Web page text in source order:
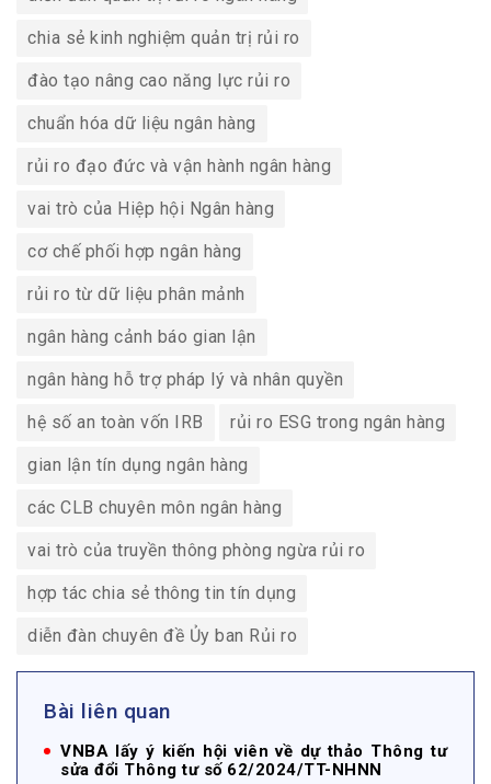
chia sẻ kinh nghiệm quản trị rủi ro
đào tạo nâng cao năng lực rủi ro
chuẩn hóa dữ liệu ngân hàng
rủi ro đạo đức và vận hành ngân hàng
vai trò của Hiệp hội Ngân hàng
cơ chế phối hợp ngân hàng
rủi ro từ dữ liệu phân mảnh
ngân hàng cảnh báo gian lận
ngân hàng hỗ trợ pháp lý và nhân quyền
hệ số an toàn vốn IRB rủi ro ESG trong ngân hàng
gian lận tín dụng ngân hàng
các CLB chuyên môn ngân hàng
vai trò của truyền thông phòng ngừa rủi ro
hợp tác chia sẻ thông tin tín dụng
diễn đàn chuyên đề Ủy ban Rủi ro
Bài liên quan
VNBA lấy ý kiến hội viên về dự thảo Thông tư
sửa đổi Thông tư số 62/2024/TT-NHNN